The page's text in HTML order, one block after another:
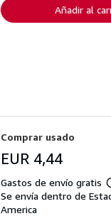
Añadir al
Comprar usado
EUR 4,44
Gastos de envío gratis
Se envía dentro de
America